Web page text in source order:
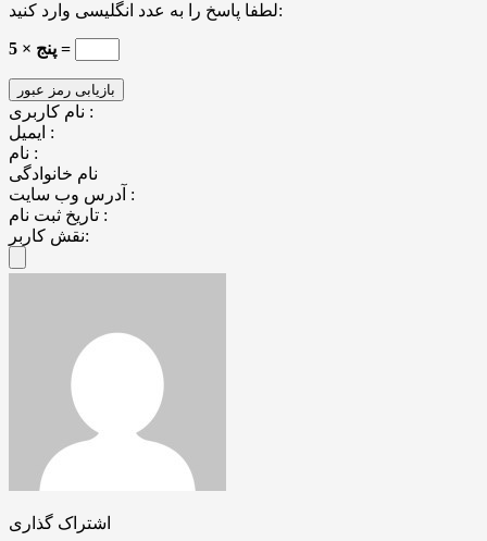
لطفا پاسخ را به عدد انگلیسی وارد کنید:
5 × پنج =
نام کاربری :
ایمیل :
نام :
نام خانوادگی
آدرس وب سایت :
تاریخ ثبت نام :
نقش کاربر:
اشتراک گذاری